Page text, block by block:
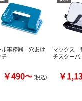
ル事務器 穴あけ
チ
￥490～（税込）
マックス
チスクーバ
￥